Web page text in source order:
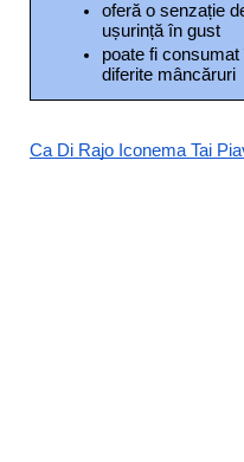
oferă o senzație
ușurință în gust
poate fi
diferite mâncăruri
Ca Di Rajo Iconema Tai